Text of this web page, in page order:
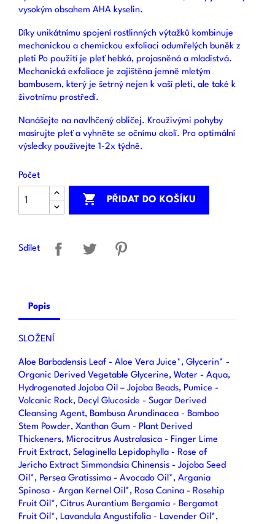
vysokým obsahem AHA kyselin.
Díky unikátnímu spojení rostlinných výtažků kombinuje
mechanickou a chemickou exfoliaci odumřelých buněk z
pleti Po použití je pleť hebká, projasněná a mladistvá.
Mechanická exfoliace je zajištěna jemně mletým
bambusem, který je šetrný nejen k vaší pleti, ale také k
životnímu prostředí.
Nanášejte na navlhčený obličej. Krouživými pohyby
masírujte pleť a vyhněte se očnímu okolí. Pro optimální
výsledky používejte 1-2x týdně.
Počet
 PŘIDAT DO KOŠÍKU
Sdílet
Popis
SLOŽENÍ
Aloe Barbadensis Leaf - Aloe Vera Juice*, Glycerin* -
Organic Derived Vegetable Glycerine, Water - Aqua,
Hydrogenated Jojoba Oil – Jojoba Beads, Pumice -
Volcanic Rock, Decyl Glucoside - Sugar Derived
Cleansing Agent, Bambusa Arundinacea - Bamboo
Stem Powder, Xanthan Gum - Plant Derived
Thickeners, Microcitrus Australasica - Finger Lime
Fruit Extract, Selaginella Lepidophylla - Rose of
Jericho Extract Simmondsia Chinensis - Jojoba Seed
Oil*, Persea Gratissima - Avocado Oil*, Argania
Spinosa - Argan Kernel Oil*, Rosa Canina - Rosehip
Fruit Oil*, Citrus Aurantium Bergamia - Bergamot
Fruit Oil*, Lavandula Angustifolia - Lavender Oil*,